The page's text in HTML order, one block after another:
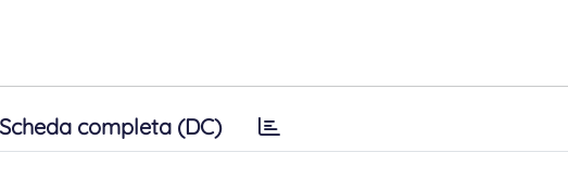
Scheda completa (DC)